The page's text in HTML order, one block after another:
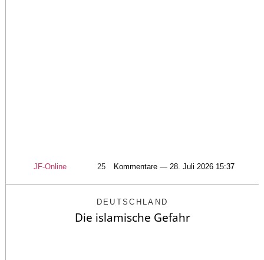
JF-Online 25 Kommentare — 28. Juli 2026 15:37
DEUTSCHLAND
Die islamische Gefahr